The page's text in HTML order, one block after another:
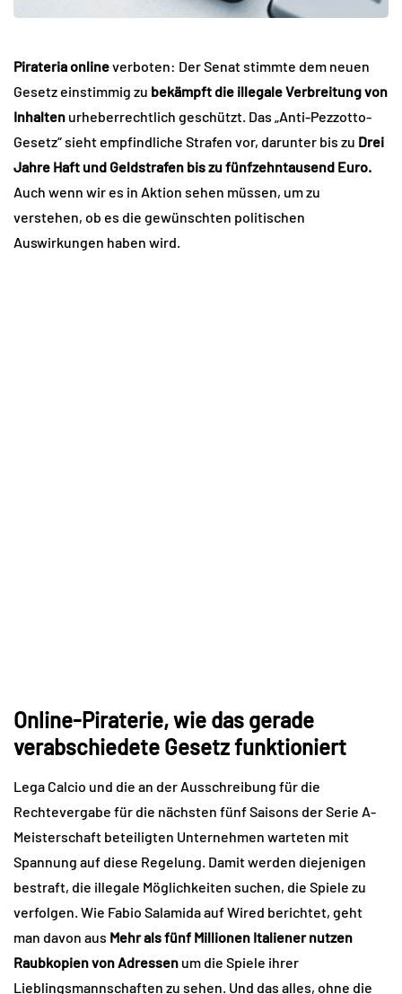
Pirateria onlineverboten: Der Senat stimmte dem neuen
Gesetz einstimmig zu bekämpft die illegale Verbreitung von
Inhalten urheberrechtlich geschützt. Das „Anti-Pezzotto-
Gesetz“ sieht empfindliche Strafen vor, darunter bis zu Drei
Jahre Haft und Geldstrafen bis zu fünfzehntausend Euro.
Auch wenn wir es in Aktion sehen müssen, um zu
verstehen, ob es die gewünschten politischen
Auswirkungen haben wird.
Online-Piraterie, wie das gerade
verabschiedete Gesetz funktioniert
Lega Calcio und die an der Ausschreibung für die
Rechtevergabe für die nächsten fünf Saisons der Serie A-
Meisterschaft beteiligten Unternehmen warteten mit
Spannung auf diese Regelung. Damit werden diejenigen
bestraft, die illegale Möglichkeiten suchen, die Spiele zu
verfolgen. Wie Fabio Salamida auf Wired berichtet, geht
man davon aus Mehr als fünf Millionen Italiener nutzen
Raubkopien von Adressen um die Spiele ihrer
Lieblingsmannschaften zu sehen. Und das alles, ohne die